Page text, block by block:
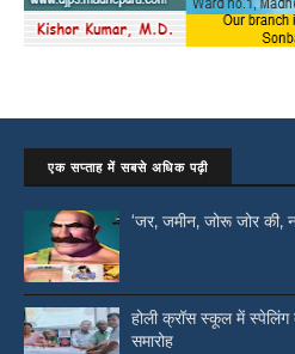
एक सप्ताह में सबसे अधिक पढ़ी
‘जर, जमीन, जोरू जोर की,
होली क्रॉस स्कूल में स्पेलिंग
समारोह